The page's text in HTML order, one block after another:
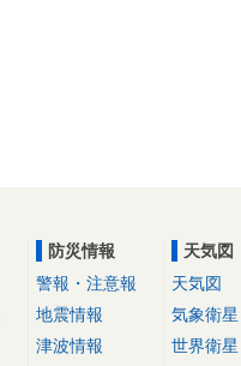
防災情報
警報・注意報
地震情報
津波情報
天気図
天気図
気象衛星
世界衛星